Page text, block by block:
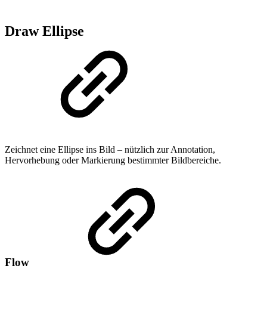
Draw Ellipse
Zeichnet eine Ellipse ins Bild – nützlich zur Annotation,
Hervorhebung oder Markierung bestimmter Bildbereiche.
Flow